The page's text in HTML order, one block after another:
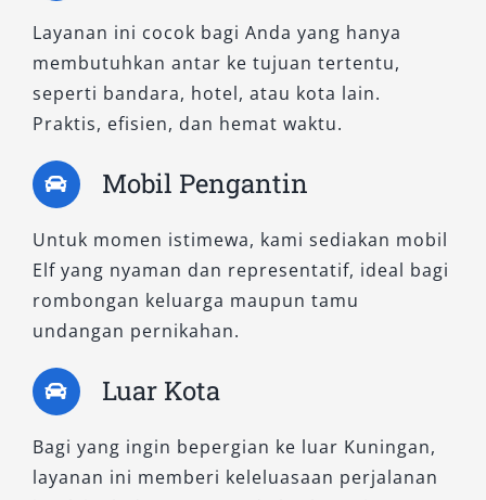
Layanan ini cocok bagi Anda yang hanya
membutuhkan antar ke tujuan tertentu,
seperti bandara, hotel, atau kota lain.
Praktis, efisien, dan hemat waktu.
Mobil Pengantin
Untuk momen istimewa, kami sediakan mobil
Elf yang nyaman dan representatif, ideal bagi
rombongan keluarga maupun tamu
undangan pernikahan.
Luar Kota
Bagi yang ingin bepergian ke luar Kuningan,
layanan ini memberi keleluasaan perjalanan